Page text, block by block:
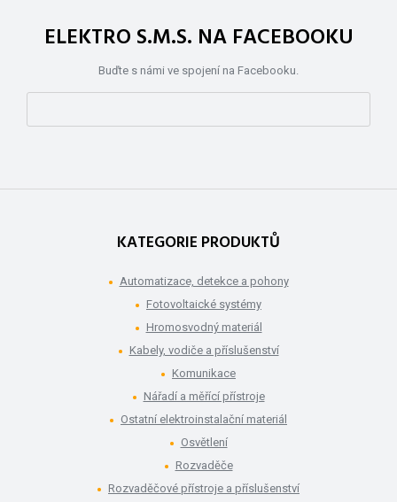
ELEKTRO S.M.S. NA FACEBOOKU
Buďte s námi ve spojení na Facebooku.
KATEGORIE PRODUKTŮ
Automatizace, detekce a pohony
Fotovoltaické systémy
Hromosvodný materiál
Kabely, vodiče a příslušenství
Komunikace
Nářadí a měřící přístroje
Ostatní elektroinstalační materiál
Osvětlení
Rozvaděče
Rozvaděčové přístroje a příslušenství